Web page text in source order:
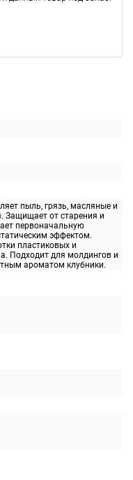
пыль, грязь, масляные и
Защищает от старения и
первоначальную
эффектом.
пластиковых и
Подходит для молдингов и
ароматом клубники.